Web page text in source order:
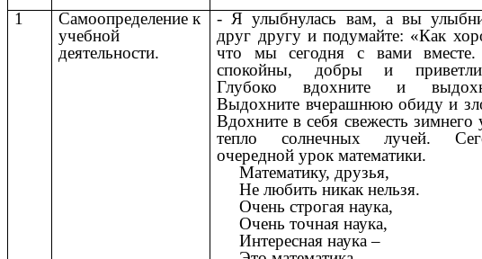
1
Самоопределение к
учебной
деятельности.
- Я улыбнулась вам, а вы
друг другу и подумайте: «Как
что мы сегодня с вами
спокойны, добры и
Глубоко вдохните и
Выдохните вчерашнюю обиду и
Вдохните в себя свежесть зимнего
тепло солнечных лучей.
очередной урок математики.
Математику, друзья,
Не любить никак нельзя.
Очень строгая наука,
Очень точная наука,
Интересная наука –